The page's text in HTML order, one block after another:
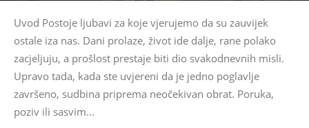
Uvod Postoje ljubavi za koje vjerujemo da su zauvijek
ostale iza nas. Dani prolaze, život ide dalje, rane polako
zacjeljuju, a prošlost prestaje biti dio svakodnevnih misli.
Upravo tada, kada ste uvjereni da je jedno poglavlje
završeno, sudbina priprema neočekivan obrat. Poruka,
poziv ili sasvim...